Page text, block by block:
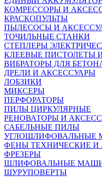
КОМРЕССОРЫ И
КРАСКОПУЛЬТЫ
ПЫЛЕСОСЫ И
ТОЧИЛЬНЫЕ СТАНКИ
СТЕПЛЕРЫ
КЛЕЕВЫЕ ПИСТОЛЕТЫ
ВИБРАТОРЫ ДЛЯ
ДРЕЛИ И АКСЕССУАРЫ
ЛОБЗИКИ
МИКСЕРЫ
ПЕРФОРАТОРЫ
ПИЛЫ ЦИРКУЛЯРНЫЕ
РЕНОВАТОРЫ И
САБЕЛЬНЫЕ ПИЛЫ
УГЛОШЛИФОВАЛЬНЫЕ
ФЕНЫ ТЕХНИЧЕСКИЕ И
ФРЕЗЕРЫ
ШЛИФОВАЛЬНЫЕ
ШУРУПОВЕРТЫ